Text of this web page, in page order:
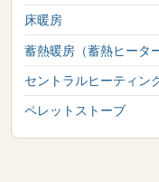
床暖房
蓄熱暖房（蓄熱ヒーター
セントラルヒーティン
ペレットストーブ